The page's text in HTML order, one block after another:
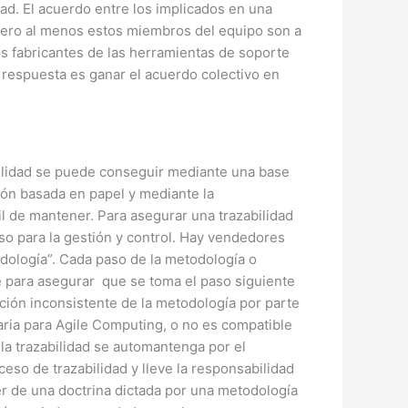
El acuerdo entre los implicados en una
al menos estos miembros del equipo son a
fabricantes de las herramientas de soporte
es ganar el acuerdo colectivo en
se puede conseguir mediante una base
basada en papel y mediante la
mantener. Para asegurar una trazabilidad
para la gestión y control. Hay vendedores
Cada paso de la metodología o
asegurar que se toma el paso siguiente
inconsistente de la metodología por parte
para Agile Computing, o no es compatible
trazabilidad se automantenga por el
de trazabilidad y lleve la responsabilidad
de una doctrina dictada por una metodología